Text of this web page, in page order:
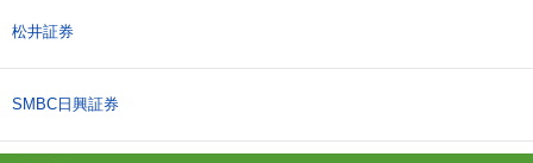
松井証券
SMBC日興証券